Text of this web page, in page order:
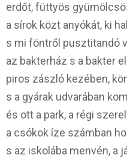
erdőt, füttyös
a sírok közt anyókát, ki
s mi föntről pusztitandó
az bakterház s a bakter
piros zászló kezében,
s a gyárak udvarában
és ott a park, a régi
a csókok íze számban
s az iskolába menvén, a